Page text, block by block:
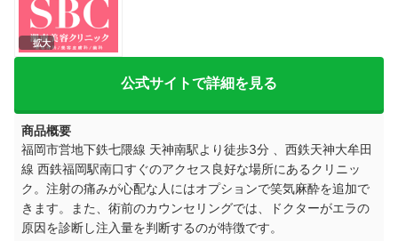
拡大
公式サイトで詳細を見る
商品概要
福岡市営地下鉄七隈線 天神南駅より徒歩3分 、西鉄天神大牟田
線 西鉄福岡駅南口すぐのアクセス良好な場所にあるクリニッ
ク。注射の痛みが心配な人にはオプションで笑気麻酔を追加で
きます。また、術前のカウンセリングでは、ドクターがエラの
原因を診断し注入量を判断するのが特徴です。